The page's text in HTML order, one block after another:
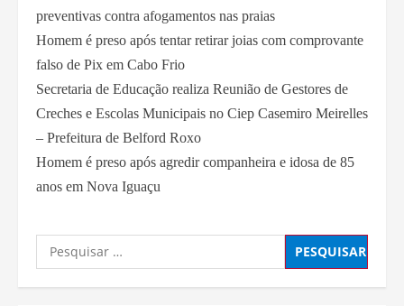
preventivas contra afogamentos nas praias
Homem é preso após tentar retirar joias com comprovante
falso de Pix em Cabo Frio
Secretaria de Educação realiza Reunião de Gestores de
Creches e Escolas Municipais no Ciep Casemiro Meirelles
– Prefeitura de Belford Roxo
Homem é preso após agredir companheira e idosa de 85
anos em Nova Iguaçu